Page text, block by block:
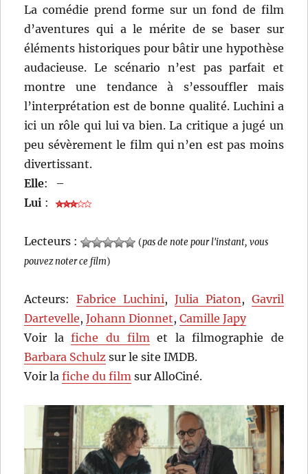
La comédie prend forme sur un fond de film
d’aventures qui a le mérite de se baser sur
éléments historiques pour bâtir une hypothèse
audacieuse. Le scénario n’est pas parfait et
montre une tendance à s’essouffler mais
l’interprétation est de bonne qualité. Luchini a
ici un rôle qui lui va bien. La critique a jugé un
peu sévèrement le film qui n’en est pas moins
divertissant.
Elle:
–
Lui :
Lecteurs : (pas de note pour l'instant, vous
pouvez noter ce film)
Acteurs:Fabrice Luchini, Julia Piaton, Gavril
Dartevelle,Johann Dionnet,Camille Japy
Voir lafiche du filmet la filmographie de
Barbara Schulz sur le site IMDB.
Voir lafiche du film sur AlloCiné.